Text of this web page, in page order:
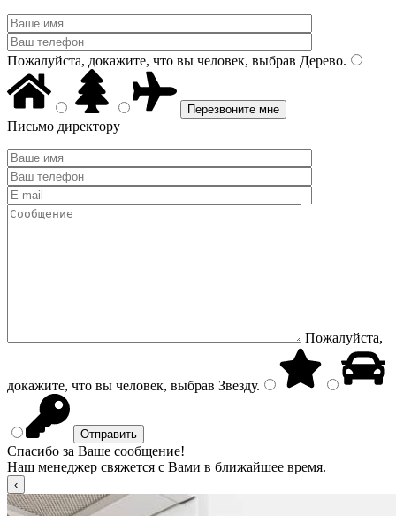
Пожалуйста, докажите, что вы человек, выбрав Дерево.
Письмо директору
Пожалуйста,
докажите, что вы человек, выбрав Звезду.
Спасибо за Ваше сообщение!
Наш менеджер свяжется с Вами в ближайшее время.